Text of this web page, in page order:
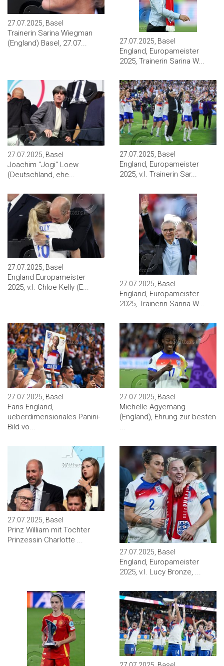
27.07.2025, Basel
Trainerin Sarina Wiegman
(England) Basel, 27.07...
27.07.2025, Basel
England, Europameister
2025, Trainerin Sarina W...
27.07.2025, Basel
Joachim "Jogi" Loew
(Deutschland, ehe...
27.07.2025, Basel
England, Europameister
2025, v.l. Trainerin Sar...
27.07.2025, Basel
England Europameister
2025, v.l. Chloe Kelly (E...
27.07.2025, Basel
England, Europameister
2025, Trainerin Sarina W...
27.07.2025, Basel
Fans England,
ueberdimensionales Panini-
Bild vo...
27.07.2025, Basel
Michelle Agyemang
(England), Ehrung zur besten
...
27.07.2025, Basel
Prinz William mit Tochter
Prinzessin Charlotte ...
27.07.2025, Basel
England, Europameister
2025, v.l. Lucy Bronze, ...